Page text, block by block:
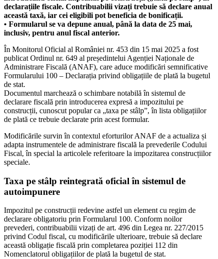
declarațiile fiscale. Contribuabilii vizați trebuie să declare anual
această taxă, iar cei eligibili pot beneficia de bonificații.
• Formularul se va depune anual, până la data de 25 mai,
inclusiv, pentru anul fiscal anterior.
În Monitorul Oficial al României nr. 453 din 15 mai 2025 a fost
publicat Ordinul nr. 649 al președintelui Agenției Naționale de
Administrare Fiscală (ANAF), care aduce modificări semnificative
Formularului 100 – Declarația privind obligațiile de plată la bugetul
de stat.
Documentul marchează o schimbare notabilă în sistemul de
declarare fiscală prin introducerea expresă a impozitului pe
construcții, cunoscut popular ca „taxa pe stâlp”, în lista obligațiilor
de plată ce trebuie declarate prin acest formular.
Modificările survin în contextul eforturilor ANAF de a actualiza și
adapta instrumentele de administrare fiscală la prevederile Codului
Fiscal, în special la articolele referitoare la impozitarea construcțiilor
speciale.
Taxa pe stâlp reintegrată oficial în sistemul de
autoimpunere
Impozitul pe construcții redevine astfel un element cu regim de
declarare obligatoriu prin Formularul 100. Conform noilor
prevederi, contribuabilii vizați de art. 496 din Legea nr. 227/2015
privind Codul fiscal, cu modificările ulterioare, trebuie să declare
această obligație fiscală prin completarea poziției 112 din
Nomenclatorul obligațiilor de plată la bugetul de stat.